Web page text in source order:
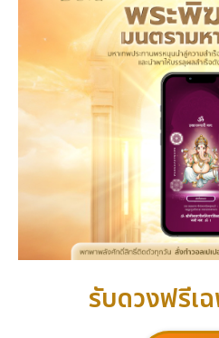
รับดวงฟรีเ